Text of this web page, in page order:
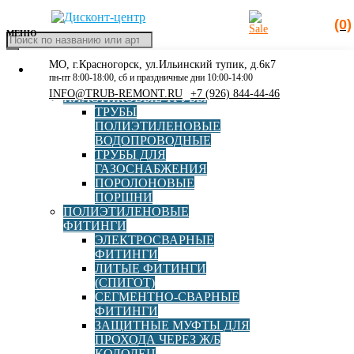
(0)
Поиск
товаров
МЕНЮ
КАТАЛОГ
РАСПРОДАЖА
ПЛАСТИКОВЫЕ ТРУБЫ
ТРУБЫ
ПОЛИЭТИЛЕНОВЫЕ
ВОДОПРОВОДНЫЕ
ТРУБЫ ДЛЯ
ГАЗОСНАБЖЕНИЯ
ПОРОЛОНОВЫЕ
ПОРШНИ
ПОЛИЭТИЛЕНОВЫЕ
ФИТИНГИ
ЭЛЕКТРОСВАРНЫЕ
ФИТИНГИ
ЛИТЫЕ ФИТИНГИ
(СПИГОТ)
СЕГМЕНТНО-СВАРНЫЕ
ФИТИНГИ
ЗАЩИТНЫЕ МУФТЫ ДЛЯ
ПРОХОДА ЧЕРЕЗ Ж/Б
МО, г.Красногорск, ул.Ильинский тупик, д.6к7
пн-пт 8:00-18:00, сб и праздничные дни 10:00-14:00
INFO@TRUB-REMONT.RU +7 (926) 844-44-46
Главная »160х125
160х125
Переход ред. ПЭ100 SDR11 d160х125 СПИГОТ
руб В корзину
Фильтр